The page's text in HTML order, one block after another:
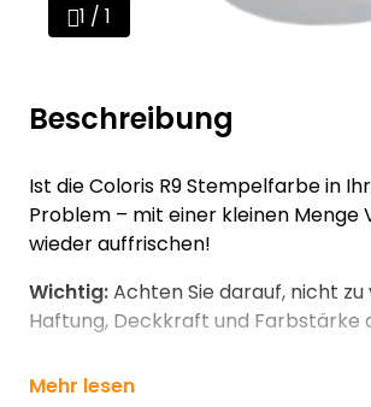
1 / 1
Beschreibung
Ist die Coloris R9 Stempelfarbe in
Problem – mit einer kleinen Menge
wieder auffrischen!
Wichtig:Achten Sie darauf, nicht
Haftung, Deckkraft und
Mehr lesen